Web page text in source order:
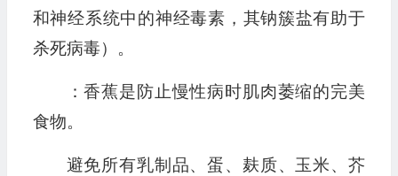
和神经系统中的神经毒素，其钠簇盐有助于
杀死病毒）。
：香蕉是防止慢性病时肌肉萎缩的完美
食物。
避免所有乳制品、蛋、麸质、玉米、芥